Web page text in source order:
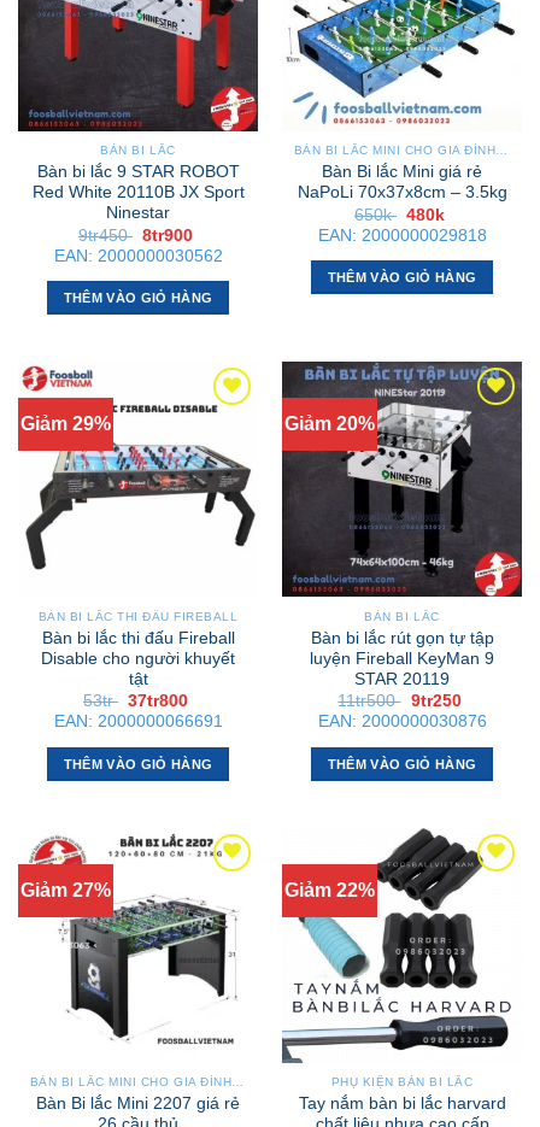
BÀN BI LẮC
Bàn bi lắc 9 STAR ROBOT
Red White 20110B JX Sport
Ninestar
9tr450 Giá
gốc
là:
9tr450 .
8tr900
hiện
tại
là:
8tr900 .
EAN: 2000000030562
THÊM VÀO GIỎ HÀNG
BÀN BI LẮC MINI CHO GIA ĐÌNH – NHỎ GỌN, GẬP GỌN, DỄ DI CHUYỂN
Bàn Bi lắc Mini giá rẻ
NaPoLi 70x37x8cm – 3.5kg
650k Giá
gốc
là:
650k .
480k
hiện
tại
là:
480k .
EAN: 2000000029818
THÊM VÀO GIỎ HÀNG
Giảm 29%
BÀN BI LẮC THI ĐẤU FIREBALL
Bàn bi lắc thi đấu Fireball
Disable cho người khuyết
tật
53tr Giá
gốc
là:
53tr .
37tr800
hiện
tại
là:
37tr800 .
EAN: 2000000066691
THÊM VÀO GIỎ HÀNG
Giảm 20%
BÀN BI LẮC
Bàn bi lắc rút gọn tự tập
luyện Fireball KeyMan 9
STAR 20119
11tr500 Giá
gốc
là:
11tr500 .
9tr250
hiện
tại
là:
9tr250 .
EAN: 2000000030876
THÊM VÀO GIỎ HÀNG
Giảm 27%
BÀN BI LẮC MINI CHO GIA ĐÌNH – NHỎ GỌN, GẬP GỌN, DỄ DI CHUYỂN
Bàn Bi lắc Mini 2207 giá rẻ
Giảm 22%
PHỤ KIỆN BÀN BI LẮC
Tay nắm bàn bi lắc harvard